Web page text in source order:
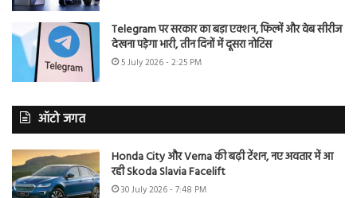
Telegram पर सरकार का बड़ा एक्शन, फिल्में और वेब सीरीज
देखना पड़ेगा भारी, तीन दिनों में दूसरा नोटिस
5 July 2026 - 2:25 PM
ऑटो जगत
Honda City और Verna की बढ़ी टेंशन, नए अवतार में आ
रही Skoda Slavia Facelift
30 July 2026 - 7:48 PM